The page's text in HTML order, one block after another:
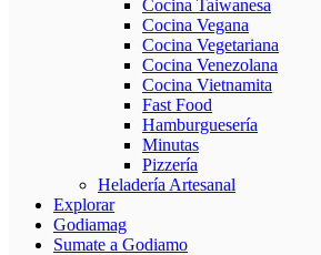
Cocina Taiwanesa
Cocina Vegana
Cocina Vegetariana
Cocina Venezolana
Cocina Vietnamita
Fast Food
Hamburguesería
Minutas
Pizzería
Heladería Artesanal
Explorar
Godiamag
Sumate a Godiamo